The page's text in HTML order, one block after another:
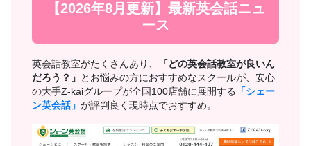
【2026年8月更新】最新英会話ニュ
ース
英会話教室がたくさんあり、
「どの英会話教室が良いん
だろう？」 とお悩みの方におすすめなスクールが、安心
の大手Z-kaiグループが全国100店舗に展開する
「シェー
ン英会話」 が評判良く現時点でおすすめ。